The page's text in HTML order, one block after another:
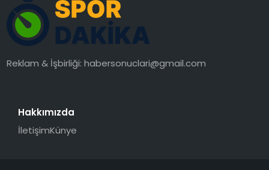
Reklam & İşbirliği:habersonuclari@gmail.com
Hakkımızda
İletişimKünye